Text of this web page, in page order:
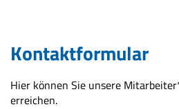
Kontaktformular
Hier können Sie unsere
erreichen.